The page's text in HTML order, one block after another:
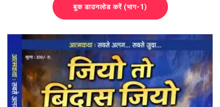
बुक डाउनलोड करें (भाग-1)